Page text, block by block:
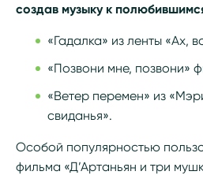
создав музыку к
«Гадалка» из ленты «Ах,
«Позвони мне, позвони»
«Ветер перемен» из
свиданья».
Особой популярностью
фильма «Д’Артаньян и три